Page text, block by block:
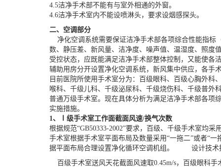
4.5洁净手术部不能有与室外相通的外窗。
4.6洁净手术室内不能设喷淋头，要求设烟感探头。
二、空调部分
净化空调系统需要保证洁净手术部各项综合性能指标
数、静压差、新风量、洁净度、噪声值、温湿度、照度
受控状态，应既能满足洁净手术部整体控制，又能使各
辅助用房分开设置净化空调系统，新风集中供应，各手
目前医院所使用手术室分为：百级眼科、百级心胸外科
喉科、千级儿科、千级泌尿科、千级烧伤科、千级普外
普通万级手术室。现在具体分析为满足洁净手术部各项
实施措施。
1、Ⅰ级手术室工作面截面风速/换气次数
根据规范“GB50333-2002”要求，百级、千级手术室均采
手术室根据手术室平面布局及数量采用“一拖二”或者“一
据平面布局合理设置净化循环空调机组。 设计技
百级手术室送风天花截面风速取0.45m/s，百级眼科手